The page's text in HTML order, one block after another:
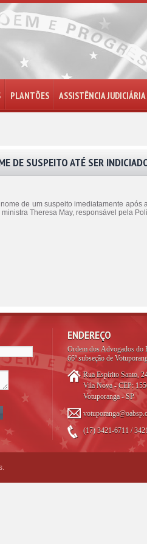
PLANTÕES ASSISTÊNCIA JUDICIÁRIA
DE SUSPEITO ATÉ SER
de um suspeito imediatamente
Theresa May, responsável pela
ENDEREÇO
Ordem dos Advogados do
66ª subseção de
Rua Espírito Santo,
Vila Nova - CEP:
Votuporanga - SP
(17) 3421-6711 /